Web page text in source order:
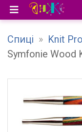
Спиці » Knit Pro
Symfonie Wood